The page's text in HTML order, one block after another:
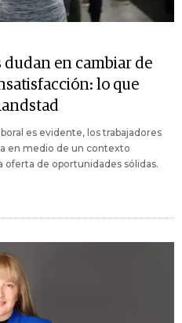
dudan en cambiar de
lo que
es evidente, los trabajadores
en medio de un contexto
de oportunidades sólidas.